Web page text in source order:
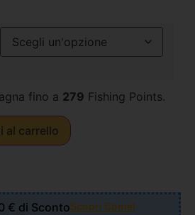
fino a 279 Fishing Points.
al carrello
€ di ScontoScopri Come!